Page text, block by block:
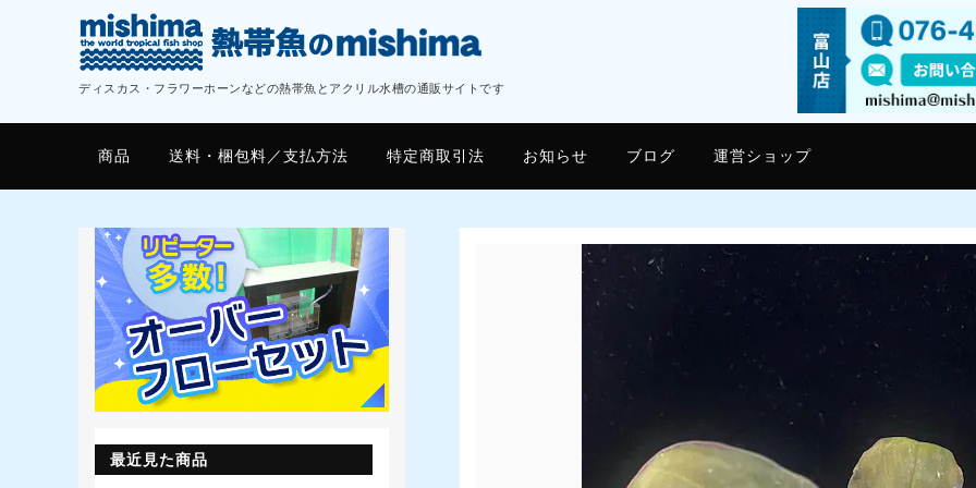
ディスカス・フラワーホーンなどの熱帯魚とアクリル水槽の通販サイトです
商品 送料・梱包料／支払方法 特定商取引法 お知らせ ブログ 運営ショップ
最近見た商品